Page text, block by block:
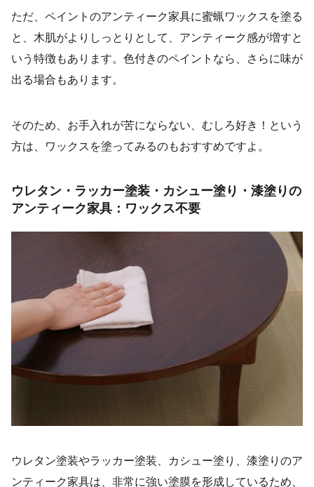
ただ、ペイントのアンティーク家具に蜜蝋ワックスを塗る
と、木肌がよりしっとりとして、アンティーク感が増すと
いう特徴もあります。色付きのペイントなら、さらに味が
出る場合もあります。
そのため、お手入れが苦にならない、むしろ好き！という
方は、ワックスを塗ってみるのもおすすめですよ。
ウレタン・ラッカー塗装・カシュー塗り・漆塗りの
アンティーク家具：ワックス不要
ウレタン塗装やラッカー塗装、カシュー塗り、漆塗りのア
ンティーク家具は、非常に強い塗膜を形成しているため、